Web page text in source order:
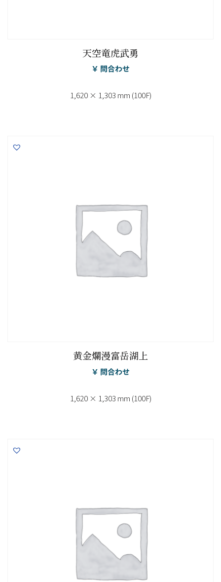
天空竜虎武勇
￥ 問合わせ
1,620 × 1,303 mm (100F)
黄金爛漫富岳湖上
￥ 問合わせ
1,620 × 1,303 mm (100F)